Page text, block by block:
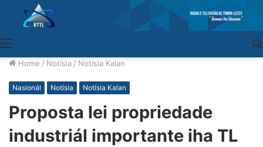
Home / Notísia / Notísia Kalan
Nasionál Notísia Notísia Kalan
Proposta lei propriedade
industriál importante iha TL